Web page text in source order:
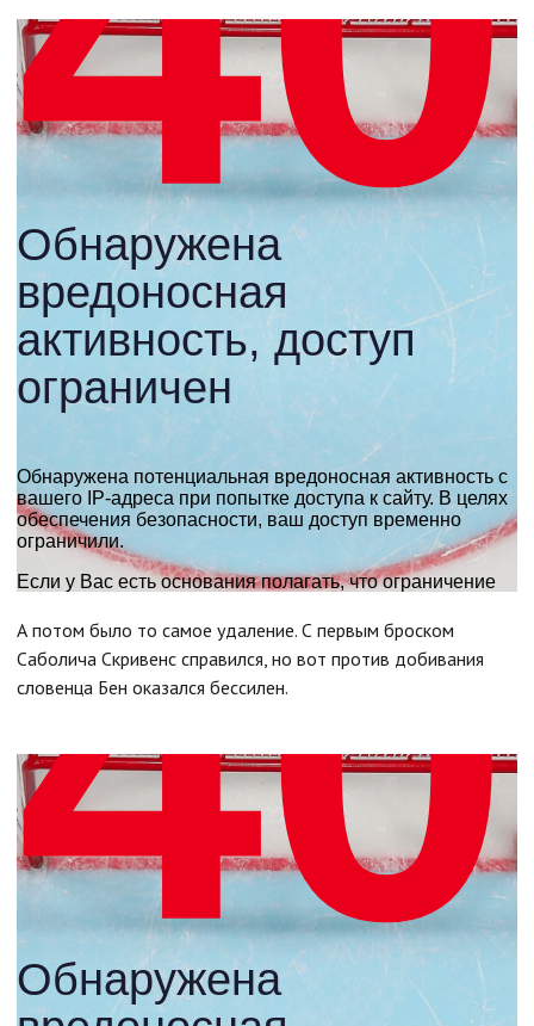
А потом было то самое удаление. С первым броском
Саболича Скривенс справился, но вот против добивания
словенца Бен оказался бессилен.